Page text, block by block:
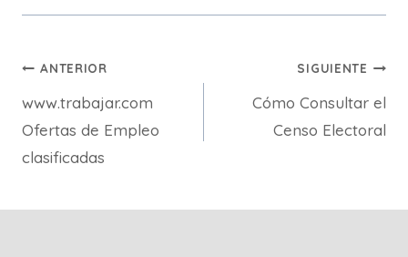
Navegación
de
entradas
ANTERIOR
www.trabajar.com
Ofertas de Empleo
clasificadas
SIGUIENTE
Cómo Consultar el
Censo Electoral